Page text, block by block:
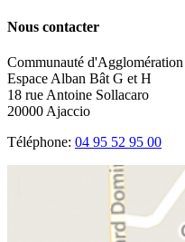
Nous contacter
Communauté
Espace Alban Bât G et H
18 rue Antoine Sollacaro
20000 Ajaccio
Téléphone: 04 95 52 95 00